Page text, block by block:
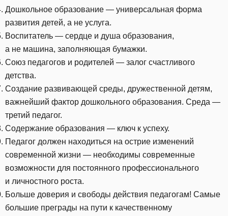
Дошкольное образование — универсальная форма
развития детей, а не услуга.
Воспитатель — сердце и душа образования,
а не машина, заполняющая бумажки.
Союз педагогов и родителей — залог счастливого
детства.
Создание развивающей среды, дружественной детям,
важнейший фактор дошкольного образования. Среда —
третий педагог.
Содержание образования — ключ к успеху.
Педагог должен находиться на острие изменений
современной жизни — необходимы современные
возможности для постоянного профессионального
и личностного роста.
Больше доверия и свободы действия педагогам! Самые
большие преграды на пути к качественному